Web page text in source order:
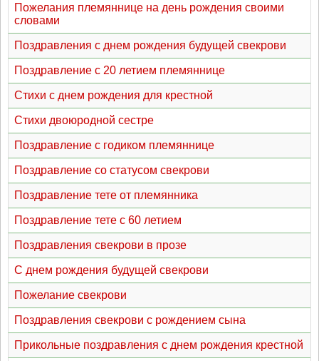
Пожелания племяннице на день рождения своими
словами
Поздравления с днем рождения будущей свекрови
Поздравление с 20 летием племяннице
Стихи с днем рождения для крестной
Стихи двоюродной сестре
Поздравление с годиком племяннице
Поздравление со статусом свекрови
Поздравление тете от племянника
Поздравление тете с 60 летием
Поздравления свекрови в прозе
С днем рождения будущей свекрови
Пожелание свекрови
Поздравления свекрови с рождением сына
Прикольные поздравления с днем рождения крестной